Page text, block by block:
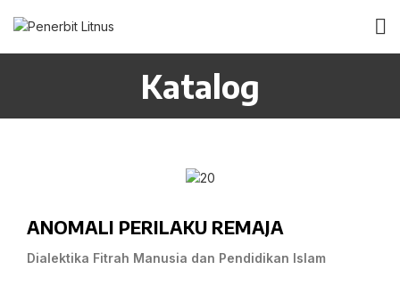
Katalog
ANOMALI PERILAKU REMAJA
Dialektika Fitrah Manusia dan Pendidikan Islam